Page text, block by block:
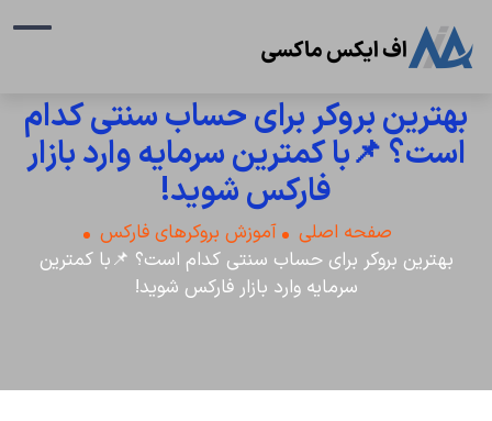
بهترین بروکر برای حساب سنتی کدام
است؟ 📌با کمترین سرمایه وارد بازار
فارکس شوید!
صفحه اصلی
آموزش بروکرهای فارکس
بهترین بروکر برای حساب سنتی کدام است؟ 📌با کمترین
سرمایه وارد بازار فارکس شوید!